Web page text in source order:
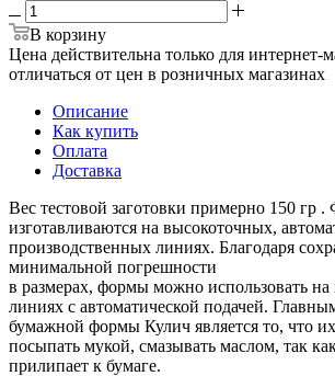
В корзину
Цена действительна только для интернет-
отличаться от цен в розничных магазинах
Описание
Как купить
Оплата
Доставка
Вес тестовой заготовки примерно 150 гр
изготавливаются на высокоточных,
производственных линиях. Благодаря
минимальной погрешности
в размерах, формы можно использовать
линиях с автоматической подачей.
бумажной формы Кулич является то, что их
посыпать мукой, смазывать маслом, так
прилипает к бумаге.